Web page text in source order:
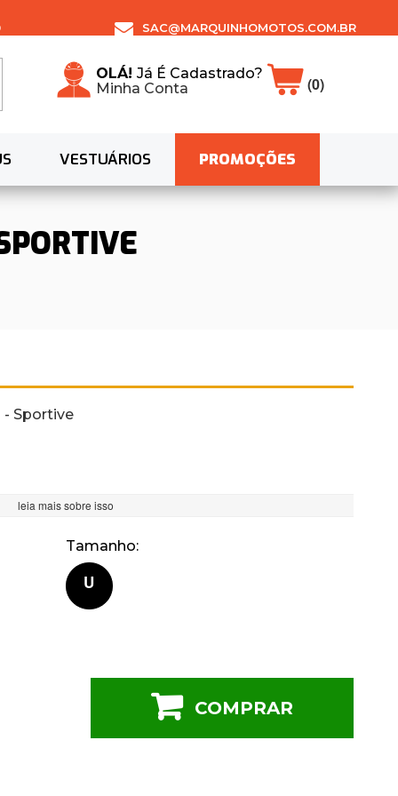
SAC@MARQUINHOMOTOS.COM.BR
OLÁ!Já É Cadastrado?
Minha Conta
(0)
VESTUÁRIOS PROMOÇÕES
- Sportive
leia mais sobre isso
Tamanho
U
COMPRAR